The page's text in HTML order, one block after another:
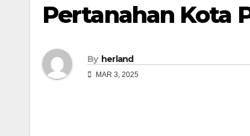
Pertanahan Kota
By herland
MAR 3, 2025